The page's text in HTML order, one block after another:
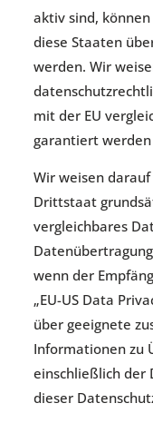
aktiv sind,
diese Staaten
werden. Wir
mit der EU
garantiert werden
Wir weisen darauf
Drittstaat
vergleichbares
wenn der
„EU-US Data
über geeignete
Informationen zu
einschließlich der
dieser